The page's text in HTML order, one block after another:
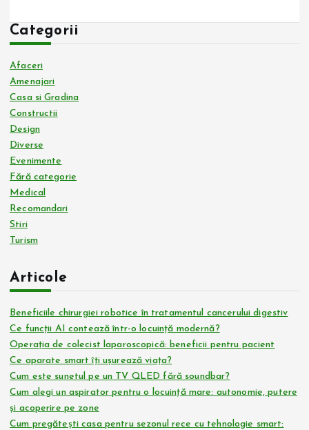
Categorii
Afaceri
Amenajari
Casa si Gradina
Constructii
Design
Diverse
Evenimente
Fără categorie
Medical
Recomandari
Stiri
Turism
Articole
Beneficiile chirurgiei robotice în tratamentul cancerului digestiv
Ce funcții AI contează într-o locuință modernă?
Operația de colecist laparoscopică: beneficii pentru pacient
Ce aparate smart îți ușurează viața?
Cum este sunetul pe un TV QLED fără soundbar?
Cum alegi un aspirator pentru o locuință mare: autonomie, putere
și acoperire pe zone
Cum pregătești casa pentru sezonul rece cu tehnologie smart: